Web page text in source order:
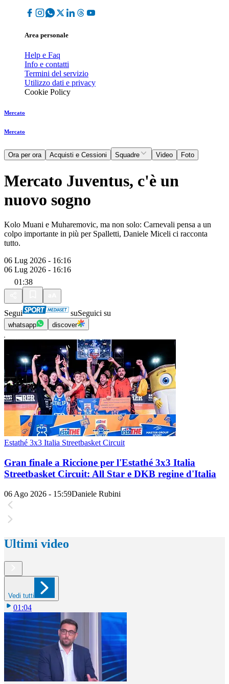
Area personale
Help e Faq
Info e contatti
Termini del servizio
Utilizzo dati e privacy
Cookie Policy
Mercato
Mercato
Ora per ora Acquisti e Cessioni Squadre Video Foto
Mercato Juventus, c'è un
nuovo sogno
Kolo Muani e Muharemovic, ma non solo: Carnevali pensa a un
colpo importante in più per Spalletti, Daniele Miceli ci racconta
tutto.
06 Lug 2026 - 16:16
06 Lug 2026 - 16:16
01:38
Segui suSeguici su
whatsapp discover
Estathé 3x3 Italia Streetbasket Circuit
Gran finale a Riccione per l'Estathé 3x3 Italia
Streetbasket Circuit: All Star e DKB regine d'Italia
06 Ago 2026 - 15:59Daniele Rubini
Ultimi video
Vedi tutti
01:04